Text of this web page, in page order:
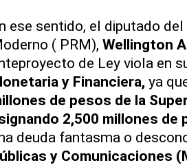
ese sentido, el diputado
( PRM), Wellington
de Ley viola en
y Financiera, ya
de pesos de la
2,500 millones de
deuda fantasma o
y Comunicaciones